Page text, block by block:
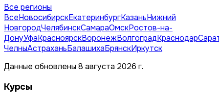
Все регионы
ВсеНовосибирскЕкатеринбургКазаньНижний
НовгородЧелябинскСамараОмскРостов-на-
ДонуУфаКрасноярскВоронежВолгоградКраснодар
ЧелныАстраханьБалашихаБрянскИркутск
Данные обновлены 8 августа 2026 г.
Курсы